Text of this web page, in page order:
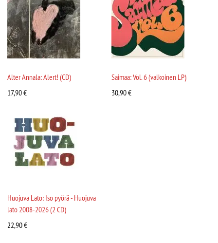
Alter Annala: Alert! (CD)
17,90€
Saimaa: Vol. 6 (valkoinen LP)
30,90€
Huojuva Lato: Iso pyörä - Huojuva
lato 2008-2026 (2 CD)
22,90€